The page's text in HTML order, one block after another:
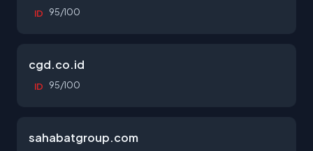
ID 95/100
cgd.co.id
ID 95/100
sahabatgroup.com